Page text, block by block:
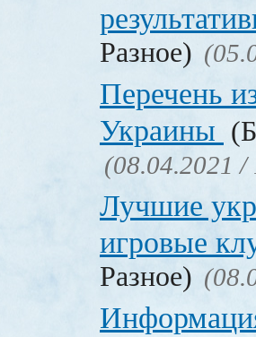
Разное)
Перечень
Украины
(08.04.2021 /
Лучшие
игровые
Разное)